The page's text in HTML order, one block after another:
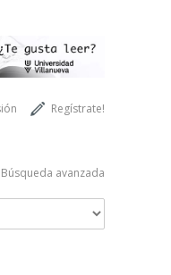
Regístrate!
Búsqueda avanzada